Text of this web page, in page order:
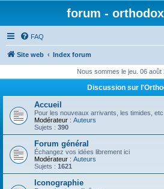
forum -
FAQ
Site web Index forum
Nous sommes le jeu. 06 août
Discussion sur
Accueil
Pour les nouveaux arrivants, les timides, etc.
Modérateur : Auteurs
Sujets : 390
Forum général
Échangez vos idées librement ici
Modérateur : Auteurs
Sujets : 1621
Iconographie